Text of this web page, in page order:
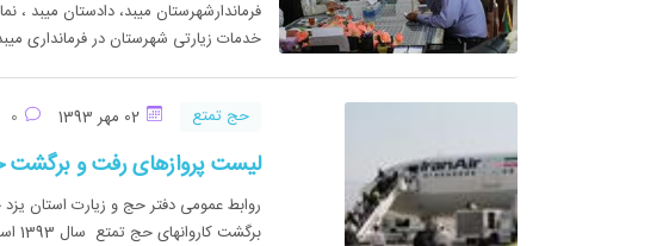
فرماندارشهرستان میبد، دادستان میبد ،
خدمات زیارتی شهرستان در فرمانداری
حج تمتع
لیست پروازهای رفت و برگشت حج تمتع
روابط عمومی دفتر حج و زیارت استان